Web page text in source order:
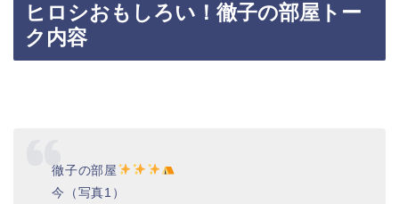
ヒロシおもしろい！徹子の部屋トー
ク内容
徹子の部屋
今（写真1）